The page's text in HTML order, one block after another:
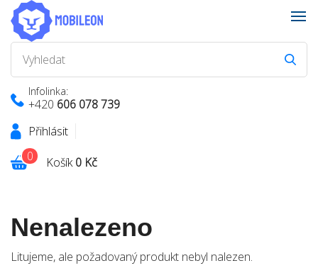
Infolinka:
+420 606 078 739
Přihlásit
Košík0 Kč
0
Nenalezeno
Litujeme, ale požadovaný produkt nebyl nalezen.